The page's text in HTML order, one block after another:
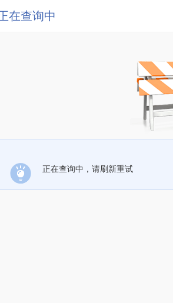
在查询中
正在查询中，请刷新重试